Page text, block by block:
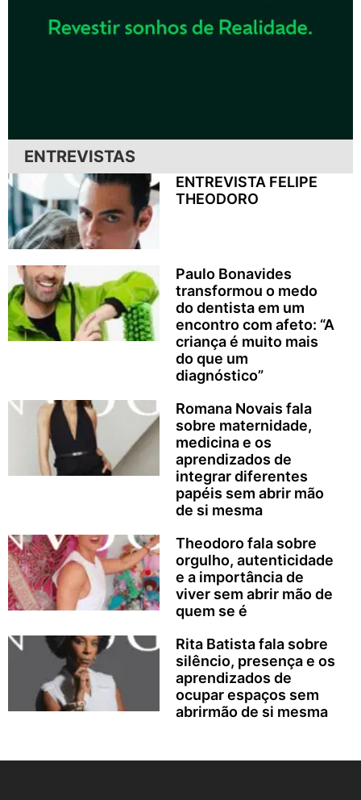
ENTREVISTAS
ENTREVISTA FELIPE
THEODORO
Paulo Bonavides
transformou o medo
do dentista em um
encontro com afeto: “A
criança é muito mais
do que um
diagnóstico”
Romana Novais fala
sobre maternidade,
medicina e os
aprendizados de
integrar diferentes
papéis sem abrir mão
de si mesma
Theodoro fala sobre
orgulho, autenticidade
e a importância de
viver sem abrir mão de
quem se é
Rita Batista fala sobre
silêncio, presença e os
aprendizados de
ocupar espaços sem
abrirmão de si mesma